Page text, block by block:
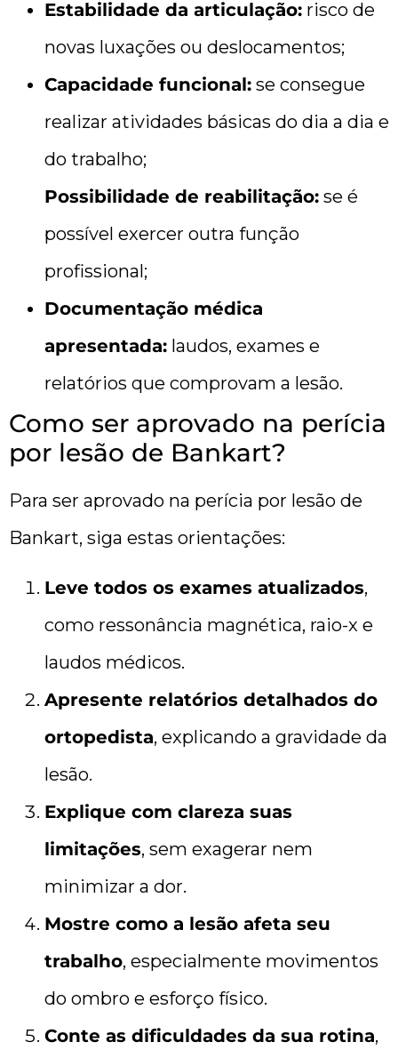
Estabilidade da articulação: risco de
novas luxações ou deslocamentos;
Capacidade funcional: se consegue
realizar atividades básicas do dia a dia e
do trabalho;
Possibilidade de reabilitação: se é
possível exercer outra função
profissional;
Documentação médica
apresentada: laudos, exames e
relatórios que comprovam a lesão.
Como ser aprovado na perícia
por lesão de Bankart?
Para ser aprovado na perícia por lesão de
Bankart, siga estas orientações:
Leve todos os exames atualizados,
como ressonância magnética, raio-x e
laudos médicos.
Apresente relatórios detalhados do
ortopedista, explicando a gravidade da
lesão.
Explique com clareza suas
limitações, sem exagerar nem
minimizar a dor.
Mostre como a lesão afeta seu
trabalho, especialmente movimentos
do ombro e esforço físico.
Conte as dificuldades da sua rotina,